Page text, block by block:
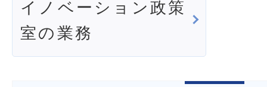
イノベーション政策
室の業務